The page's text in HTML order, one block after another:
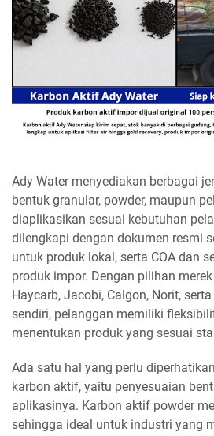
Ady Water menyediakan berbagai
bentuk granular, powder, maupun
diaplikasikan sesuai kebutuhan
dilengkapi dengan dokumen resmi
untuk produk lokal, serta COA dan
produk impor. Dengan pilihan
Haycarb, Jacobi, Calgon, Norit,
sendiri, pelanggan memiliki
menentukan produk yang sesuai
Ada satu hal yang perlu
karbon aktif, yaitu penyesuaian
aplikasinya. Karbon aktif powder
sehingga ideal untuk industri yang